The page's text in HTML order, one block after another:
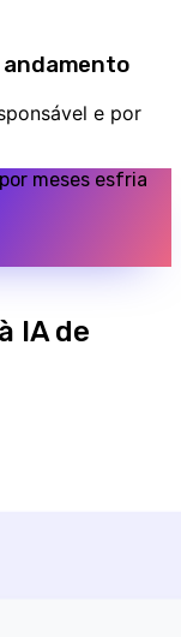
andamento
e por
meses esfria
IA de